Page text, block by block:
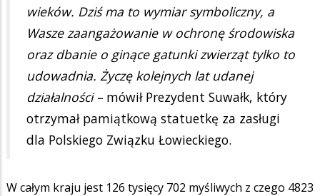
wieków. Dziś ma to wymiar symboliczny, a
Wasze zaangażowanie w ochronę środowiska
oraz dbanie o ginące gatunki zwierząt tylko to
udowadnia. Życzę kolejnych lat udanej
działalności – mówił Prezydent Suwałk, który
otrzymał pamiątkową statuetkę za zasługi
dla Polskiego Związku Łowieckiego.
W całym kraju jest 126 tysięcy 702 myśliwych z czego 4823